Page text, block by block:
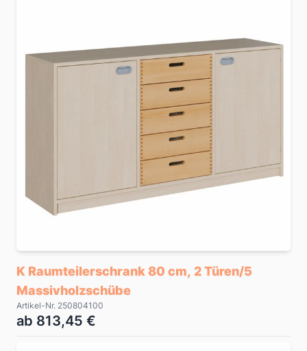
K Raumteilerschrank 80 cm, 2 Türen/5
Massivholzschübe
Artikel-Nr. 250804100
ab 813,45 €